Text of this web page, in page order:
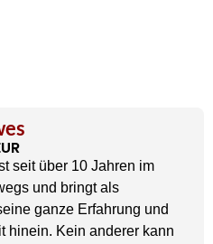
seit über 10 Jahren im
und bringt als
ganze Erfahrung und
hinein. Kein anderer kann